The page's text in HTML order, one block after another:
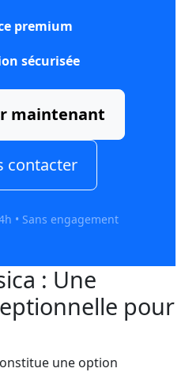
premium
sécurisée
maintenant
contacter
• Sans engagement
: Une
pour
une option